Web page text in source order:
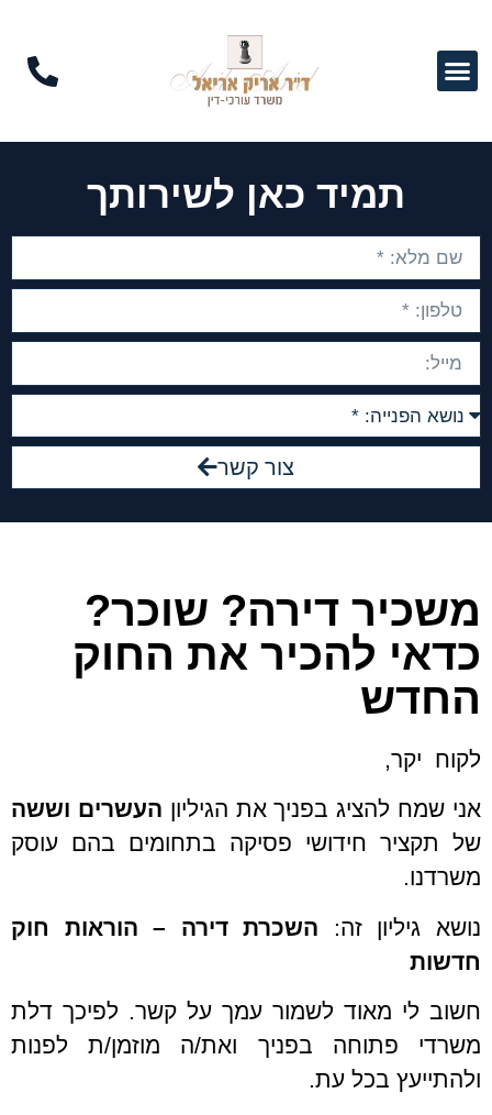
תמיד כאן לשירותך
צור קשר
משכיר דירה? שוכר?
כדאי להכיר את החוק
החדש
לקוח יקר,
אני שמח להציג בפניך את הגיליון העשרים וששה
של תקציר חידושי פסיקה בתחומים בהם עוסק
משרדנו.
נושא גיליון זה: השכרת דירה – הוראות חוק
חדשות
חשוב לי מאוד לשמור עמך על קשר. לפיכך דלת
משרדי פתוחה בפניך ואת/ה מוזמן/ת לפנות
ולהתייעץ בכל עת.